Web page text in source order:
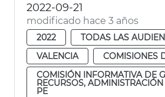
2022-09-21
modificado hace 3 años
2022
TODAS LAS
VALENCIA
COMISIONES
COMISIÓN INFORMATIVA DE
RECURSOS,
PE